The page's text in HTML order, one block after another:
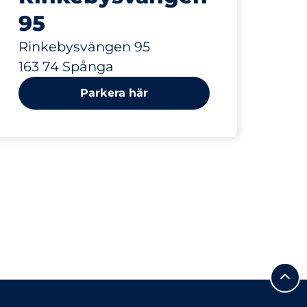
95
Rinkebysvängen 95
163 74 Spånga
Parkera här